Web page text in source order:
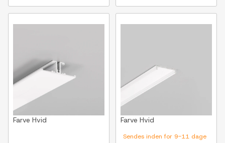
Farve Hvid
Sendes inden for 9-11 dage
Farve Hvid